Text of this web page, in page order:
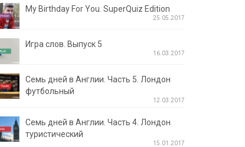
My Birthday For You. SuperQuiz Edition
25.05.2017
Игра слов. Выпуск 5
16.03.2017
Семь дней в Англии. Часть 5. Лондон
футбольный
12.03.2017
Семь дней в Англии. Часть 4. Лондон
туристический
15.01.2017